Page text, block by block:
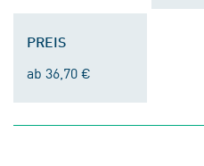
PREIS
ab 36,70 €